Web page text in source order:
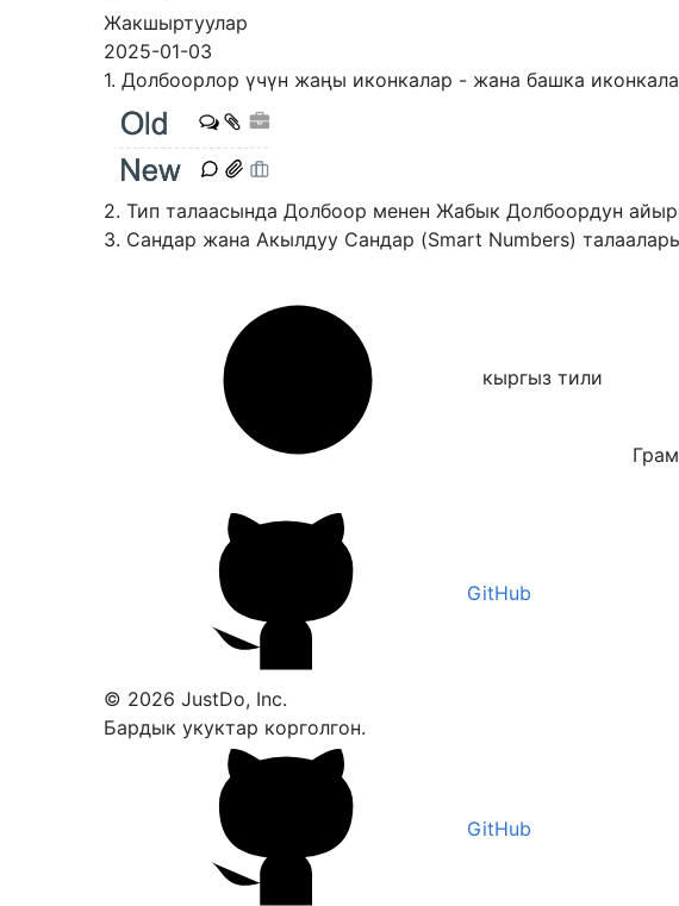
Жакшыртуулар
2025-01-03
1. Долбоорлор үчүн жаңы иконкалар - жана башка
2. Тип талаасында Долбоор менен Жабык Долбоордун
3. Сандар жана Акылдуу Сандар (Smart Numbers)
кыргыз тили
GitHub
© 2026 JustDo, Inc.
Бардык укуктар корголгон.
GitHub